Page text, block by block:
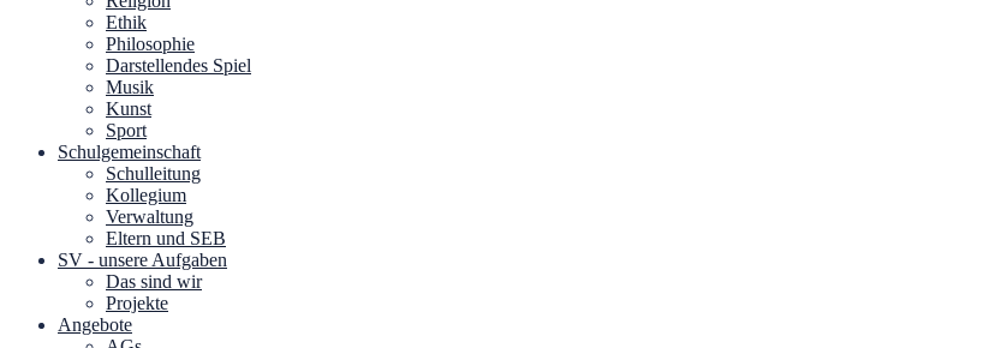
Ethik
Philosophie
Darstellendes Spiel
Musik
Kunst
Sport
Schulgemeinschaft
Schulleitung
Kollegium
Verwaltung
Eltern und SEB
SV - unsere Aufgaben
Das sind wir
Projekte
Angebote